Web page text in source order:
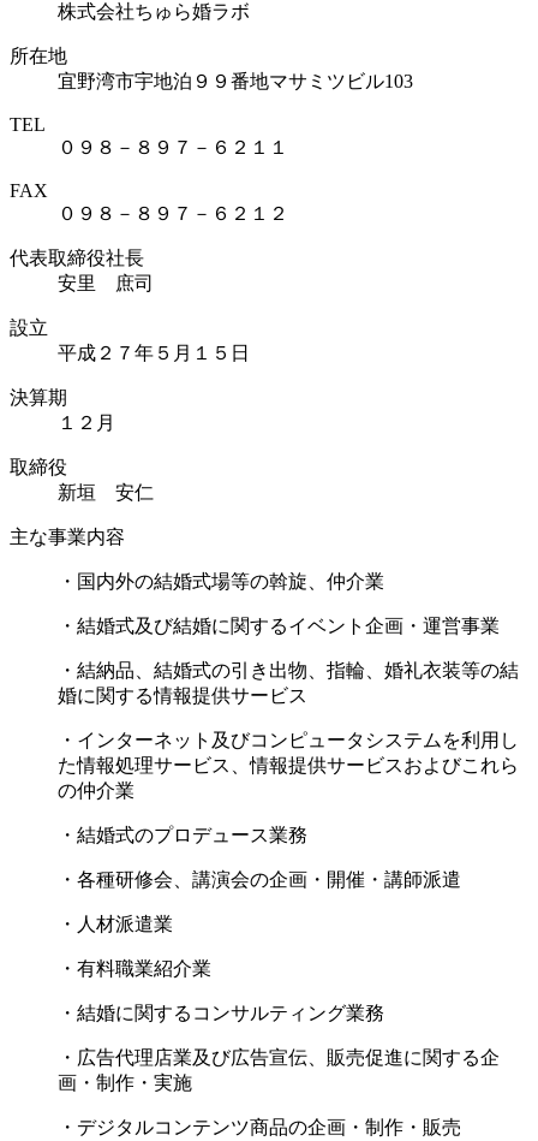
株式会社ちゅら婚ラボ
所在地
宜野湾市宇地泊９９番地マサミツビル103
TEL
０９８－８９７－６２１１
FAX
０９８－８９７－６２１２
代表取締役社長
安里 庶司
設立
平成２７年５月１５日
決算期
１２月
取締役
新垣 安仁
主な事業内容
・国内外の結婚式場等の斡旋、仲介業
・結婚式及び結婚に関するイベント企画・運営事業
・結納品、結婚式の引き出物、指輪、婚礼衣装等の結
婚に関する情報提供サービス
・インターネット及びコンピュータシステムを利用し
た情報処理サービス、情報提供サービスおよびこれら
の仲介業
・結婚式のプロデュース業務
・各種研修会、講演会の企画・開催・講師派遣
・人材派遣業
・有料職業紹介業
・結婚に関するコンサルティング業務
・広告代理店業及び広告宣伝、販売促進に関する企
画・制作・実施
・デジタルコンテンツ商品の企画・制作・販売